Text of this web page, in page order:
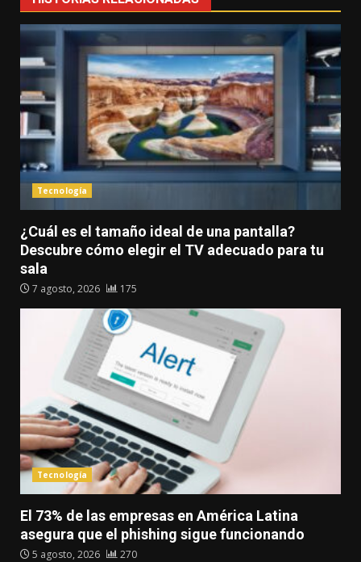
Tecnología
¿Cuál es el tamaño ideal de una pantalla?
Descubre cómo elegir el TV adecuado para tu
sala
7 agosto, 2026 175
Tecnología
El 73% de las empresas en América Latina
asegura que el phishing sigue funcionando
5 agosto, 2026 270